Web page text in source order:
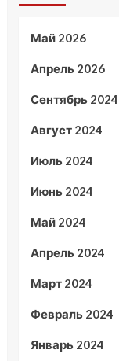
Май 2026
Апрель 2026
Сентябрь 2024
Август 2024
Июль 2024
Июнь 2024
Май 2024
Апрель 2024
Март 2024
Февраль 2024
Январь 2024